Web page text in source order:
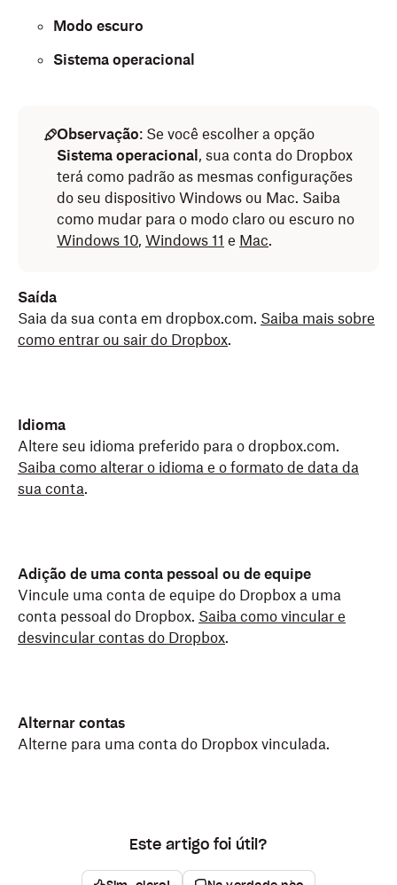
Modo escuro
Sistema operacional
Observação: Se você escolher a opção
Sistema operacional , sua conta do Dropbox
terá como padrão as mesmas configurações
do seu dispositivo Windows ou Mac. Saiba
como mudar para o modo claro ou escuro no
Windows 10, Windows 11 e Mac.
Saída
Saia da sua conta em dropbox.com. Saiba mais sobre
como entrar ou sair do Dropbox.
Idioma
Altere seu idioma preferido para o dropbox.com.
Saiba como alterar o idioma e o formato de data da
sua conta.
Adição de uma conta pessoal ou de equipe
Vincule uma conta de equipe do Dropbox a uma
conta pessoal do Dropbox. Saiba como vincular e
desvincular contas do Dropbox.
Alternar contas
Alterne para uma conta do Dropbox vinculada.
Este artigo foi útil?